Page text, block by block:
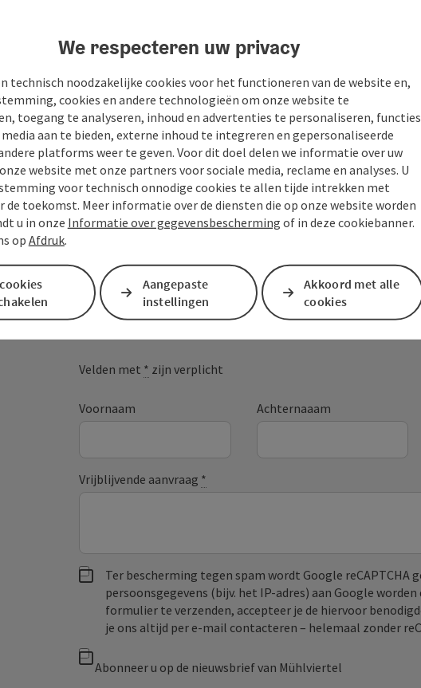
Je bericht aan de
Mühlviertel
Velden met * zijn verplicht
Voornaam Achternaaam
Vrijblijvende aanvraag *
Ter bescherming tegen spam wordt Google reCAPTCHA
persoonsgegevens (bijv. het IP-adres) aan Google
formulier te verzenden, accepteer je de hiervoor
je ons altijd per e‑mail contacteren – helemaal zonder
Abonneer u op de nieuwsbrief van Mühlviertel
We respecteren uw privacy
technisch noodzakelijke cookies voor het functioneren van de website en,
cookies en andere technologieën om onze website te
toegang te analyseren, inhoud en advertenties te personaliseren, functies
aan te bieden, externe inhoud te integreren en gepersonaliseerde
platforms weer te geven. Voor dit doel delen we informatie over uw
website met onze partners voor sociale media, reclame en analyses. U
voor technisch onnodige cookies te allen tijde intrekken met
de toekomst. Meer informatie over de diensten die op onze website worden
u in onze Informatie over gegevensbescherming of in deze cookiebanner.
opAfdruk.
Aangepaste
instellingen
Akkoord met alle
cookies